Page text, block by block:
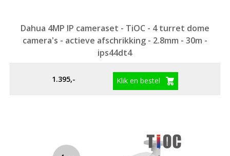
Dahua 4MP IP cameraset - TiOC - 4 turret dome
camera's - actieve afschrikking - 2.8mm - 30m -
ips44dt4
1.395,- Klik en bestel